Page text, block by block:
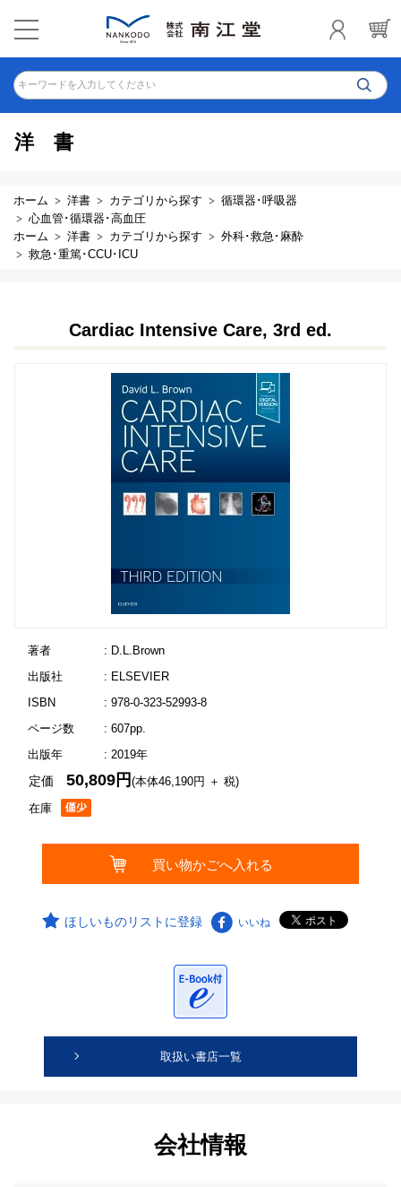
キーワードを入力してください
洋書
ホーム 洋書 カテゴリから探す
循環器･呼吸器
心血管･循環器･高血圧
ホーム
洋書 カテゴリから探す
外科･救急･麻酔
救急･重篤･CCU･ICU
Cardiac Intensive Care, 3rd ed.
著者
: D.L.Brown
出版社
: ELSEVIER
ISBN
: 978-0-323-52993-8
ページ数
: 607pp.
出版年
: 2019年
在庫
定価50,809円(本体46,190円 ＋ 税)
ほしいものリストに登録 いいね
取扱い書店一覧
会社情報